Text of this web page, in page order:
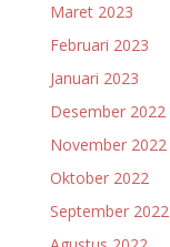
Maret 2023
Februari 2023
Januari 2023
Desember 2022
November 2022
Oktober 2022
September 2022